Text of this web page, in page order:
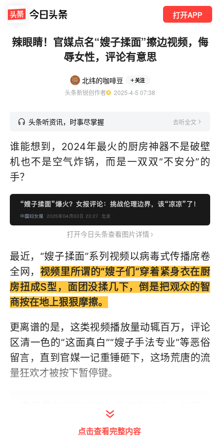
打开APP
辣眼睛！官媒点名“嫂子揉面”擦边视频，侮
辱女性，评论有意思
北纬的咖啡豆 关注
头条新锐创作者
  2025-4-5 07:38
头条听资讯，时事尽掌握 去听全文
谁能想到，2024年最火的厨房神器不是破壁
机也不是空气炸锅，而是一双双“不安分”的
手？
打开今日头条查看图片详情
最近，“嫂子揉面”系列视频以病毒式传播席卷
全网， 视频里所谓的“嫂子们”穿着紧身衣在厨
房扭成S型，面团没揉几下，倒是把观众的智
商按在地上狠狠摩擦。
更离谱的是，这类视频播放量动辄百万，评论
区清一色的“这面真白”“嫂子手法专业”等恶俗
留言，直到官媒一记重锤砸下，这场荒唐的流
量狂欢才被按下暂停键。
点击查看完整内容